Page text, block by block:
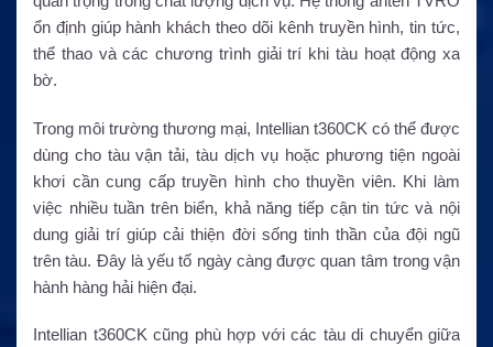
ổn định giúp hành khách theo dõi kênh truyền hình, tin tức,
thể thao và các chương trình giải trí khi tàu hoạt động xa
bờ.
Trong môi trường thương mại, Intellian t360CK có thể được
dùng cho tàu vận tải, tàu dịch vụ hoặc phương tiện ngoài
khơi cần cung cấp truyền hình cho thuyền viên. Khi làm
việc nhiều tuần trên biển, khả năng tiếp cận tin tức và nội
dung giải trí giúp cải thiện đời sống tinh thần của đội ngũ
trên tàu. Đây là yếu tố ngày càng được quan tâm trong vận
hành hàng hải hiện đại.
Intellian t360CK cũng phù hợp với các tàu di chuyển giữa